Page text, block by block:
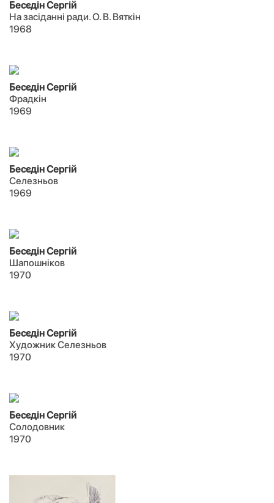
Бесєдін Сергій
На засіданні ради. О. В. Вяткін
1968
Бесєдін Сергій
Фрадкін
1969
Бесєдін Сергій
Селезньов
1969
Бесєдін Сергій
Шапошніков
1970
Бесєдін Сергій
Художник Селезньов
1970
Бесєдін Сергій
Солодовник
1970